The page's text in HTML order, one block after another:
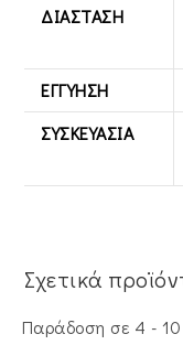
ΔΙΆΣΤΑΣΗ
ΕΓΓΎΗΣΗ
ΣΥΣΚΕΥΑΣΊΑ
Σχετικά
Παράδοση σε 4 - 10